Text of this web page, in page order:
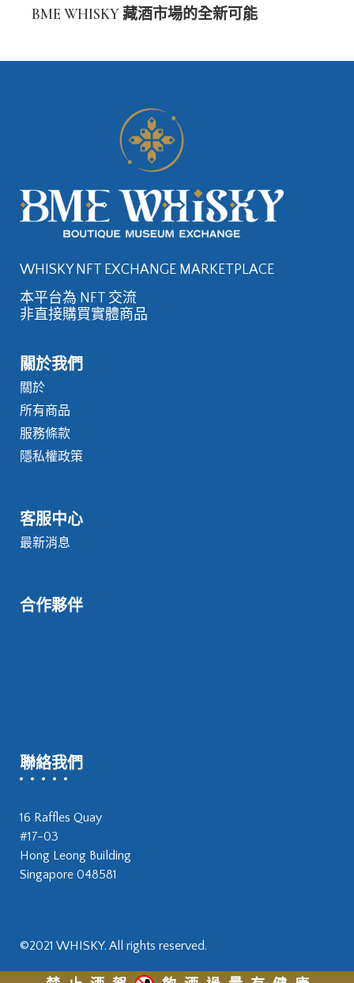
BME WHISKY 藏酒市場的全新可能
WHISKY NFT EXCHANGE MARKETPLACE
本平台為 NFT 交流
非直接購買實體商品
關於我們
關於
所有商品
服務條款
隱私權政策
客服中心
最新消息
合作夥伴
聯絡我們
16 Raffles Quay
#17-03
Hong Leong Building
Singapore 048581
©2021 WHISKY. All rights reserved.